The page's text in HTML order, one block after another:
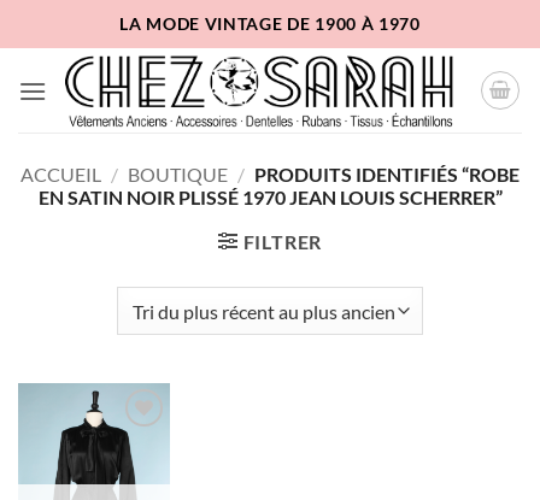
au
contenu
LA MODE VINTAGE DE 1900 À 1970
ACCUEIL / BOUTIQUE / PRODUITS IDENTIFIÉS “ROBE
EN SATIN NOIR PLISSÉ 1970 JEAN LOUIS SCHERRER”
FILTRER
Ajouter
à la liste
d'envies